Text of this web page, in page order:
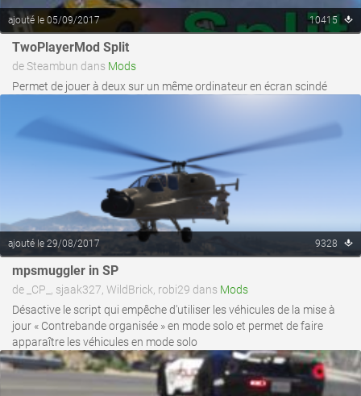
ajouté le 05/09/2017 10415
TwoPlayerMod Split
de Steambun dans Mods
Permet de jouer à deux sur un même ordinateur en écran scindé
voir ce fichier
ajouté le 29/08/2017 9328
mpsmuggler in SP
de _CP_, sjaak327, WildBrick, robi29 dans Mods
Désactive le script qui empêche d'utiliser les véhicules de la mise à
jour « Contrebande organisée » en mode solo et permet de faire
apparaître les véhicules en mode solo